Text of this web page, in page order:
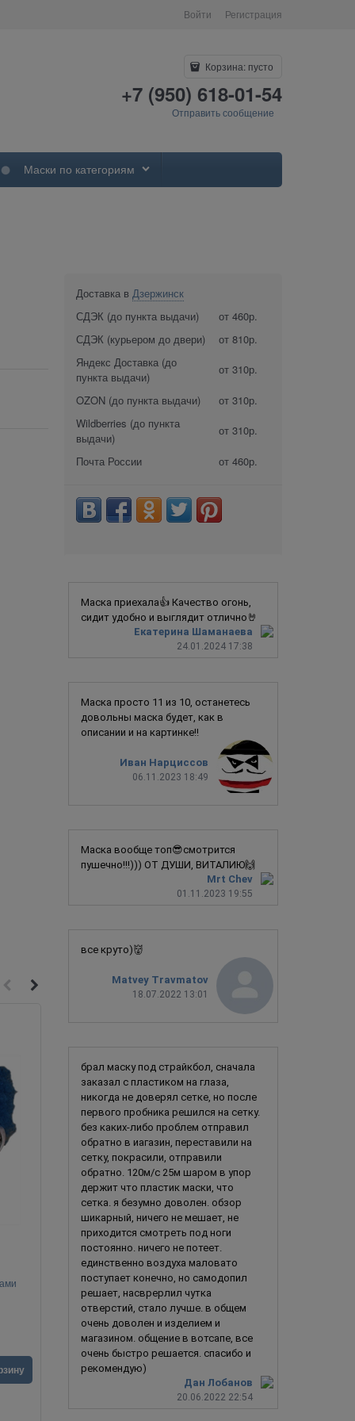
Войти Регистрация
Корзина: пусто
+7 (950) 618-01-54
Отправить сообщение
Маски по категориям
Ужасный клоун
5 690руб.
Доставка в Дзержинск
СДЭК (до пункта выдачи)
от 460р.
СДЭК (курьером до двери)
от 810р.
Яндекс Доставка (до
пункта выдачи)
от 310р.
OZON (до пункта выдачи)
от 310р.
Wildberries (до пункта
выдачи)
от 310р.
Почта России от 460р.
Екатерина Шаманаева
24.01.2024 17:38
Маска приехала👍 Качество огонь,
сидит удобно и выглядит отлично🤘
Иван Нарциссов
06.11.2023 18:49
Маска просто 11 из 10, останетесь
довольны маска будет, как в
описании и на картинке!!
Mrt Chev
01.11.2023 19:55
Маска вообще топ😎смотрится
пушечно!!!))) ОТ ДУШИ, ВИТАЛИЮ🙌
Matvey Travmatov
18.07.2022 13:01
все круто)👹
Дан Лобанов
20.06.2022 22:54
брал маску под страйкбол, сначала
заказал с пластиком на глаза,
никогда не доверял сетке, но после
первого пробника решился на сетку.
без каких-либо проблем отправил
обратно в иагазин, переставили на
сетку, покрасили, отправили
обратно. 120м/с 25м шаром в упор
держит что пластик маски, что
сетка. я безумно доволен. обзор
шикарный, ничего не мешает, не
приходится смотреть под ноги
постоянно. ничего не потеет.
единственно воздуха маловато
поступает конечно, но самодопил
решает, насврерлил чутка
отверстий, стало лучше. в общем
очень доволен и изделием и
магазином. общение в вотсапе, все
очень быстро решается. спасибо и
рекомендую)